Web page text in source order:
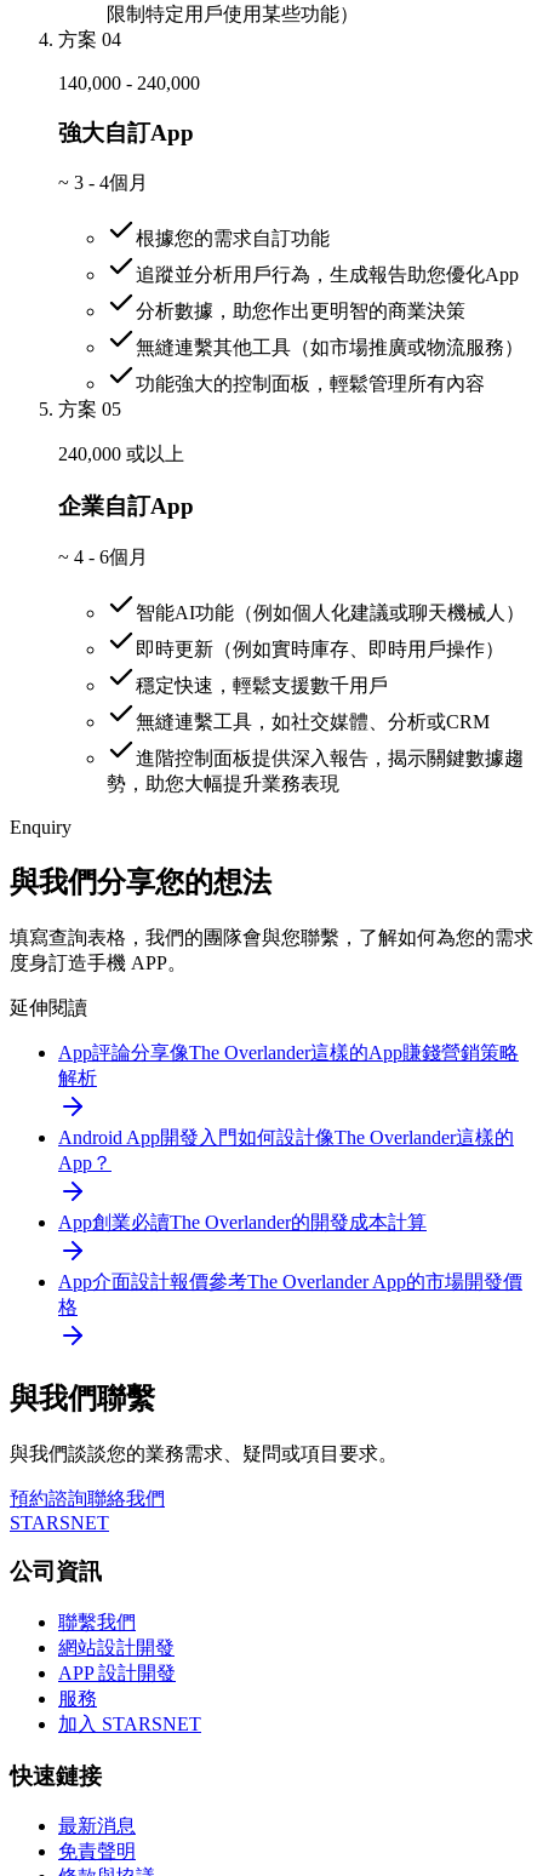
限制特定用戶使用某些功能）
方案 04
140,000 - 240,000
強大自訂App
~ 3 - 4個月
根據您的需求自訂功能
追蹤並分析用戶行為，生成報告助您優化App
分析數據，助您作出更明智的商業決策
無縫連繫其他工具（如市場推廣或物流服務）
功能強大的控制面板，輕鬆管理所有內容
方案 05
240,000 或以上
企業自訂App
~ 4 - 6個月
智能AI功能（例如個人化建議或聊天機械人）
即時更新（例如實時庫存、即時用戶操作）
穩定快速，輕鬆支援數千用戶
無縫連繫工具，如社交媒體、分析或CRM
進階控制面板提供深入報告，揭示關鍵數據趨
勢，助您大幅提升業務表現
Enquiry
與我們分享您的想法
填寫查詢表格，我們的團隊會與您聯繫，了解如何為您的需求
度身訂造手機 APP。
延伸閱讀
App評論分享像The Overlander這樣的App賺錢營銷策略
解析
Android App開發入門如何設計像The Overlander這樣的
App？
App創業必讀The Overlander的開發成本計算
App介面設計報價參考The Overlander App的市場開發價
格
與我們聯繫
與我們談談您的業務需求、疑問或項目要求。
預約諮詢聯絡我們
STARSNET
公司資訊
聯繫我們
網站設計開發
APP 設計開發
服務
加入 STARSNET
快速鏈接
最新消息
免責聲明